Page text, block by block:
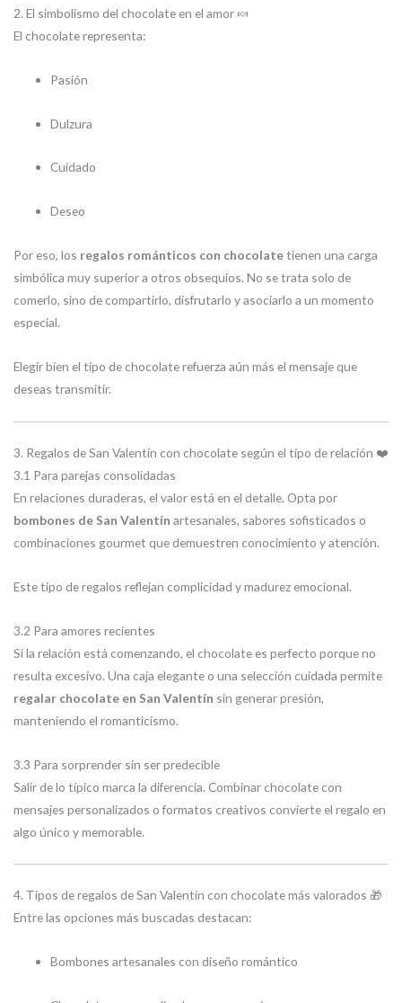
2. El simbolismo del chocolate en el amor 🍬
El chocolate representa:
Pasión
Dulzura
Cuidado
Deseo
Por eso, los regalos románticos con chocolatetienen una carga
simbólica muy superior a otros obsequios. No se trata solo de
comerlo, sino de compartirlo, disfrutarlo y asociarlo a un momento
especial.
Elegir bien el tipo de chocolate refuerza aún más el mensaje que
deseas transmitir.
3. Regalos de San Valentín con chocolate según el tipo de relación ❤️
3.1 Para parejas consolidadas
En relaciones duraderas, el valor está en el detalle. Opta por
bombones de San Valentín artesanales, sabores sofisticados o
combinaciones gourmet que demuestren conocimiento y atención.
Este tipo de regalos reflejan complicidad y madurez emocional.
3.2 Para amores recientes
Si la relación está comenzando, el chocolate es perfecto porque no
resulta excesivo. Una caja elegante o una selección cuidada permite
regalar chocolate en San Valentín sin generar presión,
manteniendo el romanticismo.
3.3 Para sorprender sin ser predecible
Salir de lo típico marca la diferencia. Combinar chocolate con
mensajes personalizados o formatos creativos convierte el regalo en
algo único y memorable.
4. Tipos de regalos de San Valentín con chocolate más valorados 🎁
Entre las opciones más buscadas destacan:
Bombones artesanales con diseño romántico